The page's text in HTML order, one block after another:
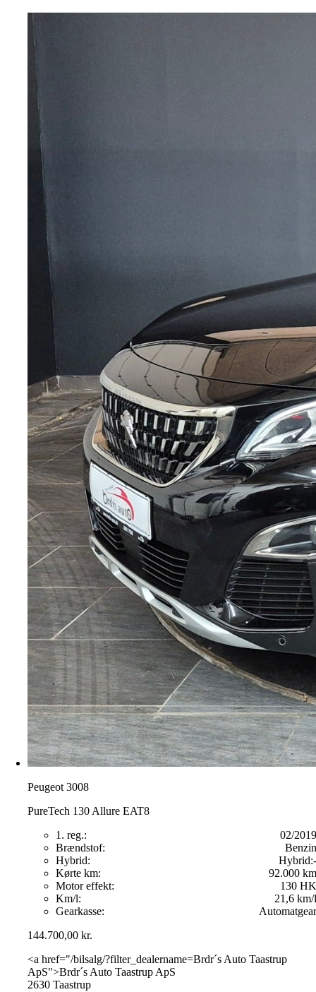
Peugeot 3008
PureTech 130 Allure EAT8
1. reg.:
02/2019
Brændstof:
Benzin
Hybrid:
Hybrid:-
Kørte km:
92.000 km
Motor effekt:
130 HK
Km/l:
21,6 km/l
Gearkasse:
Automatgear
144.700,00kr.
<a href="/bilsalg/?filter_dealername=Brdr´s Auto Taastrup
ApS">Brdr´s Auto Taastrup ApS
2630 Taastrup